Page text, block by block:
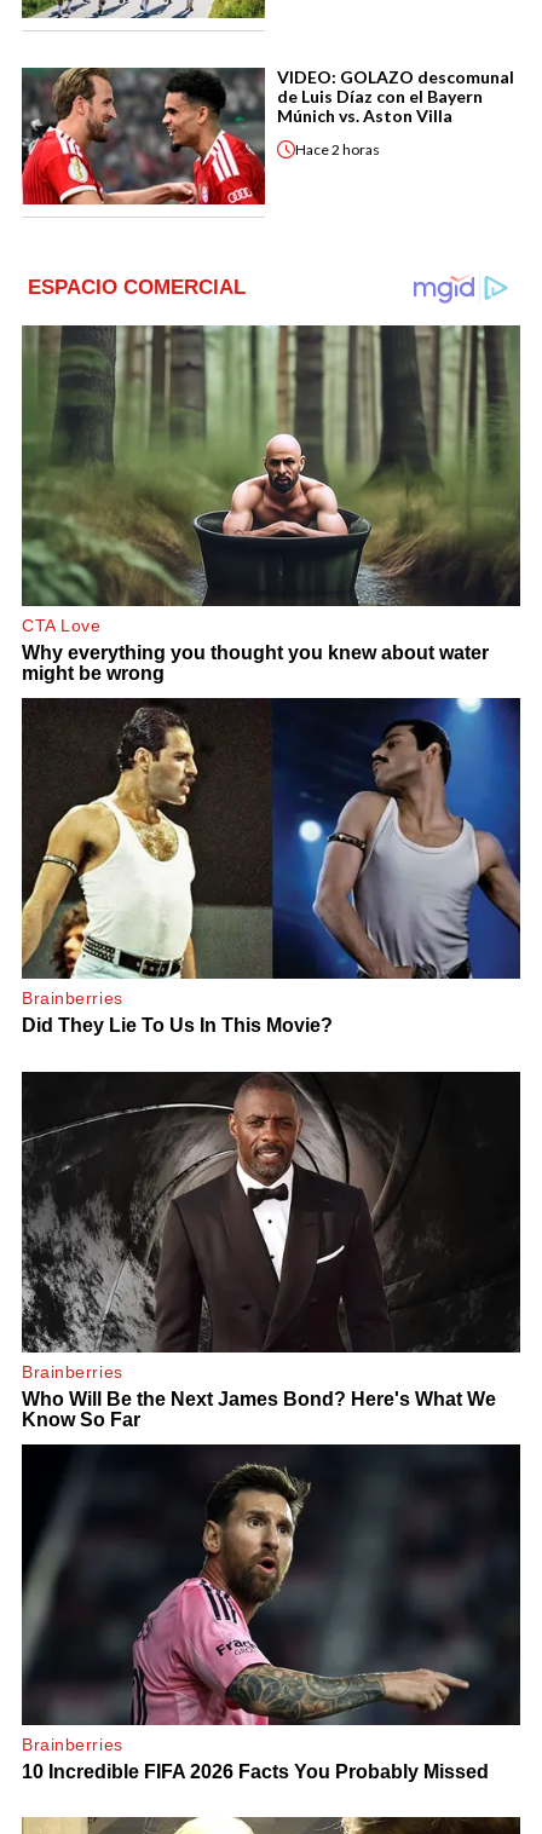
VIDEO: GOLAZO descomunal
de Luis Díaz con el Bayern
Múnich vs. Aston Villa
Hace2 horas